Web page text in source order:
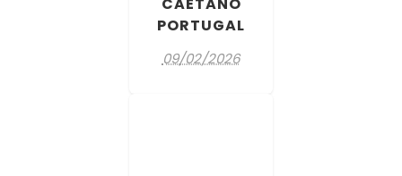
CAETANO
PORTUGAL
09/02/2026